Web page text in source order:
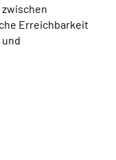
Erreichbarkeit